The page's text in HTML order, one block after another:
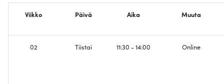
Verkon segmentointi ja
palomuurit
Konfiguroi Palomuurit
Viikko Päivä Aika Muuta
02 Tiistai 11:30 - 14:00 Online